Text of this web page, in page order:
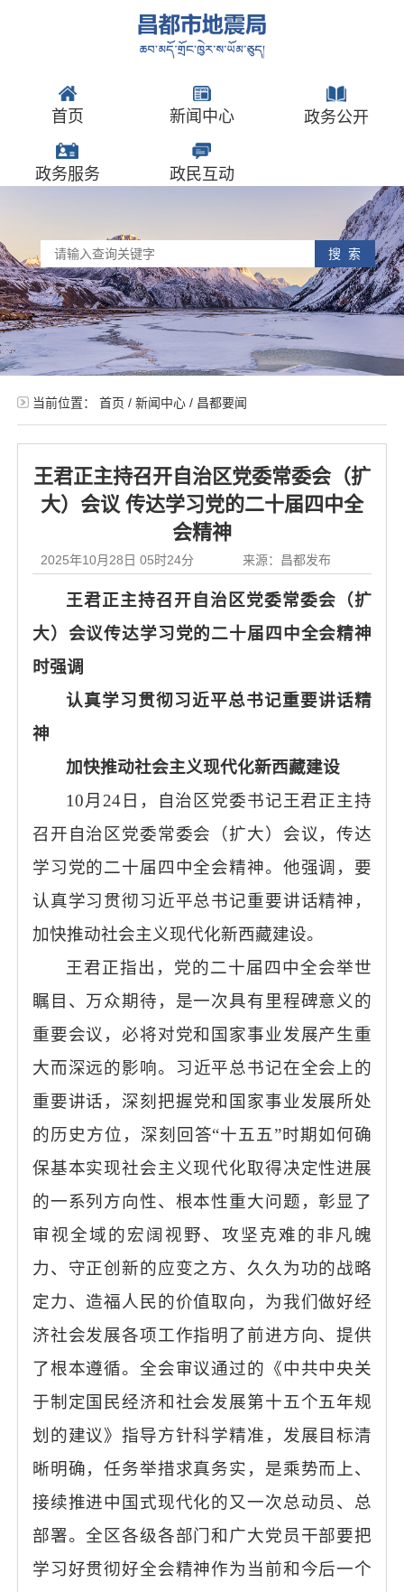
首页 新闻中心 政务公开
政务服务 政民互动
搜 索
当前位置： 首页 / 新闻中心/ 昌都要闻
王君正主持召开自治区党委常委会（扩
大）会议 传达学习党的二十届四中全
会精神
2025年10月28日 05时24分 来源：昌都发布
王君正主持召开自治区党委常委会（扩
大）会议传达学习党的二十届四中全会精神
时强调
认真学习贯彻习近平总书记重要讲话精
神
加快推动社会主义现代化新西藏建设
10月24日，自治区党委书记王君正主持
召开自治区党委常委会（扩大）会议，传达
学习党的二十届四中全会精神。他强调，要
认真学习贯彻习近平总书记重要讲话精神，
加快推动社会主义现代化新西藏建设。
王君正指出，党的二十届四中全会举世
瞩目、万众期待，是一次具有里程碑意义的
重要会议，必将对党和国家事业发展产生重
大而深远的影响。
习近平总书记在全会上的
重要讲话， 深刻把握党和国家事业发展所处
的历史方位，深刻回答“十五五”时期如何确
保基本实现社会主义现代化取得决定性进展
的一系列方向性、根本性重大问题，彰显了
审视全域的宏阔视野、攻坚克难的非凡魄
力、守正创新的应变之方、久久为功的战略
定力、造福人民的价值取向，为我们做好经
济社会发展各项工作指明了前进方向、提供
了根本遵循。全会审议通过的《中共中央关
于制定国民经济和社会发展第十五个五年规
划的建议》指导方针科学精准，发展目标清
晰明确，任务举措求真务实，是乘势而上、
接续推进中国式现代化的又一次总动员、总
部署。全区各级各部门和广大党员干部要把
学习好贯彻好全会精神作为当前和今后一个